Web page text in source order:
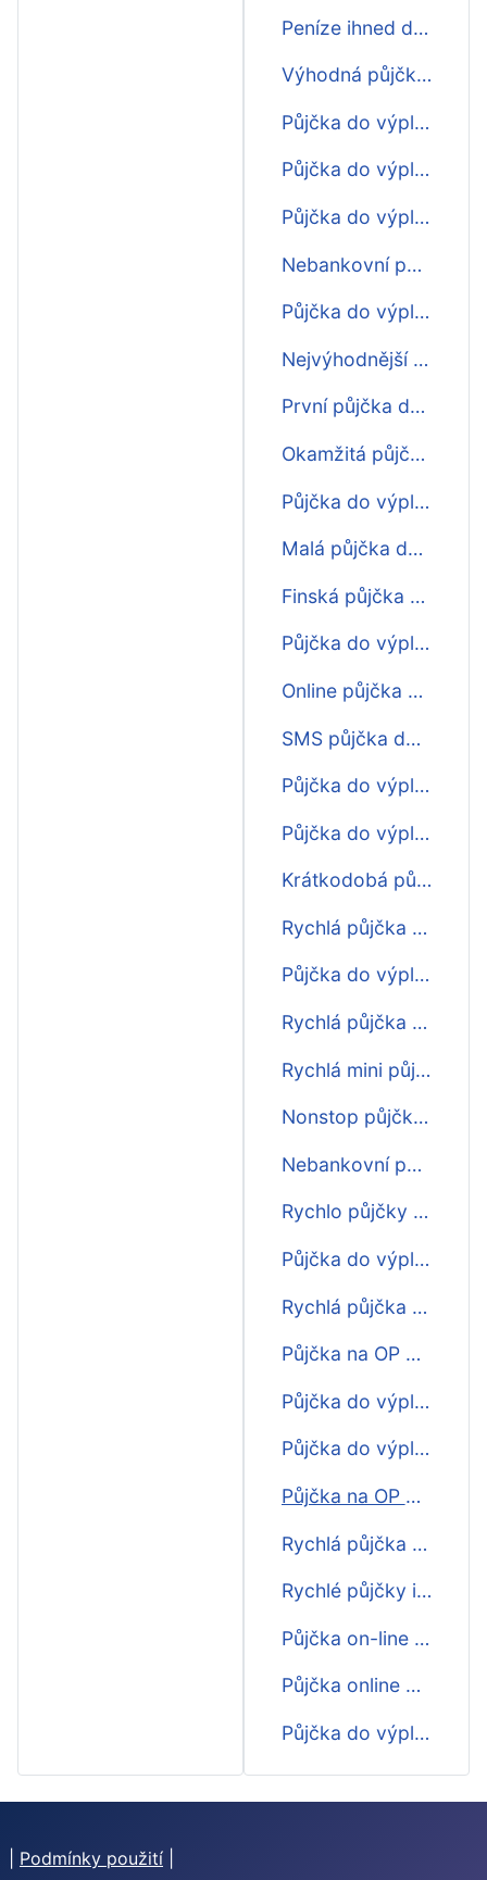
Peníze ihned do výplaty
Výhodná půjčka do výplaty
Půjčka do výplaty pro každého
Půjčka do výplaty do hodiny
Půjčka do výplaty na OP
Nebankovní půjčka do výplaty
Půjčka do výplaty bez registru
Nejvýhodnější půjčka do výplaty
První půjčka do výplaty zdarma
Okamžitá půjčka do výplaty
Půjčka do výplaty do 5000
Malá půjčka do výplaty
Finská půjčka do výplaty
Půjčka do výplaty ihned
Online půjčka do výplaty
SMS půjčka do výplaty
Půjčka do výplaty ihned na účet
Půjčka do výplaty bez příjmu
Krátkodobá půjčka do výplaty
Rychlá půjčka do výplaty
Půjčka do výplaty
Rychlá půjčka do výplaty v Brně
Rychlá mini půjčka do výplaty
Nonstop půjčka do výplaty
Nebankovní půjčka online do výplaty
Rychlo půjčky do výplaty
Půjčka do výplaty na ruku
Rychlá půjčka do výplaty bez úroků
Půjčka na OP do výplaty
Půjčka do výplaty zdarma
Půjčka do výplaty na splátky
Půjčka na OP do výplaty na 45 dní
Rychlá půjčka do výplaty srovnání
Rychlé půjčky ihned na účet do výplaty
Půjčka on-line do výplaty
Půjčka online do výplaty
Půjčka do výplaty i o víkendu
Podmínky použití